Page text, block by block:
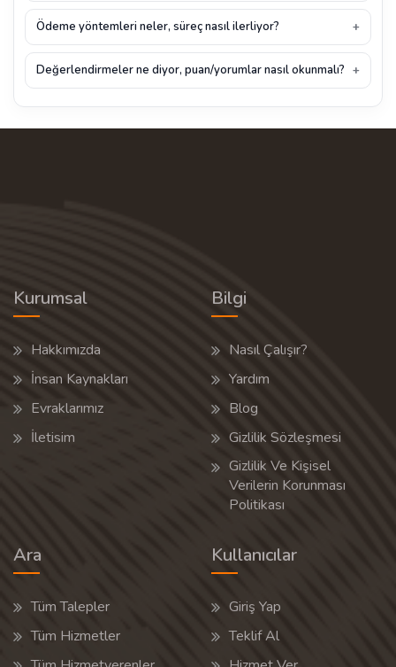
Ödeme yöntemleri neler, süreç nasıl ilerliyor?
Değerlendirmeler ne diyor, puan/yorumlar nasıl okunmalı?
Kurumsal
Hakkımızda
İnsan Kaynakları
Evraklarımız
İletisim
Bilgi
Nasıl Çalışır?
Yardım
Blog
Gizlilik Sözleşmesi
Gizlilik Ve Kişisel
Verilerin Korunması
Politikası
Ara
Tüm Talepler
Tüm Hizmetler
Kullanıcılar
Giriş Yap
Teklif Al